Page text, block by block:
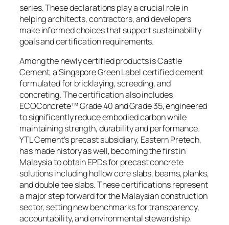
series. These declarations play a crucial role in
helping architects, contractors, and developers
make informed choices that support sustainability
goals and certification requirements.
Among the newly certified products is Castle
Cement, a Singapore Green Label certified cement
formulated for bricklaying, screeding, and
concreting. The certification also includes
ECOConcrete™ Grade 40 and Grade 35, engineered
to significantly reduce embodied carbon while
maintaining strength, durability and performance.
YTL Cement’s precast subsidiary, Eastern Pretech,
has made history as well, becoming the first in
Malaysia to obtain EPDs for precast concrete
solutions including hollow core slabs, beams, planks,
and double tee slabs. These certifications represent
a major step forward for the Malaysian construction
sector, setting new benchmarks for transparency,
accountability, and environmental stewardship.